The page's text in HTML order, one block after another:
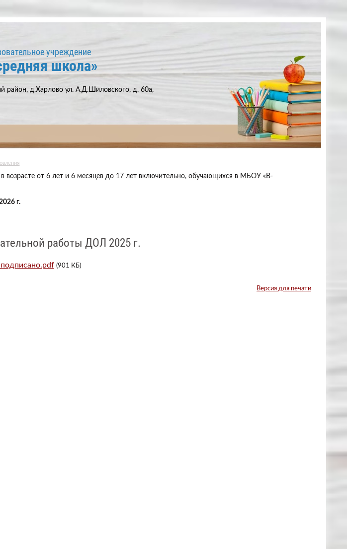
учреждение
школа»
район, д.Харлово ул. А.Д.Шиловского, д. 60а,
возрасте от 6 лет и 6 месяцев до 17 лет включительно, обучающихся в МБОУ «В-
г.
работы ДОЛ 2025 г.
(901 КБ)
Версия для печати